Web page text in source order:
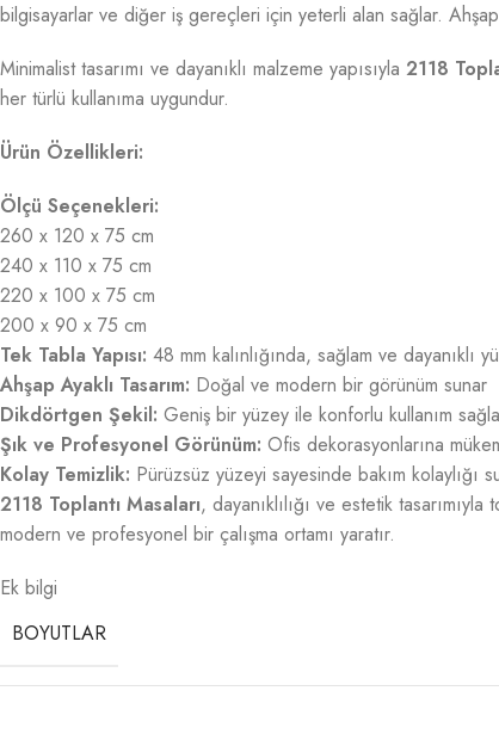
bilgisayarlar ve diğer iş gereçleri için yeterli alan sağlar.
Minimalist tasarımı ve dayanıklı malzeme yapısıyla 2118
her türlü kullanıma uygundur.
Ürün Özellikleri:
Ölçü Seçenekleri:
260 x 120 x 75 cm
240 x 110 x 75 cm
220 x 100 x 75 cm
200 x 90 x 75 cm
Tek Tabla Yapısı: 48 mm kalınlığında, sağlam ve dayanıklı
Ahşap Ayaklı Tasarım: Doğal ve modern bir görünüm sunar
Dikdörtgen Şekil: Geniş bir yüzey ile konforlu kullanım
Şık ve Profesyonel Görünüm: Ofis dekorasyonlarına
Kolay Temizlik: Pürüzsüz yüzeyi sayesinde bakım kolaylığı
2118 Toplantı Masaları, dayanıklılığı ve estetik
modern ve profesyonel bir çalışma ortamı yaratır.
Ek bilgi
BOYUTLAR